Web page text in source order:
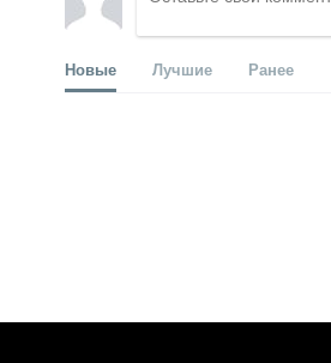
Новые Лучшие Ранее